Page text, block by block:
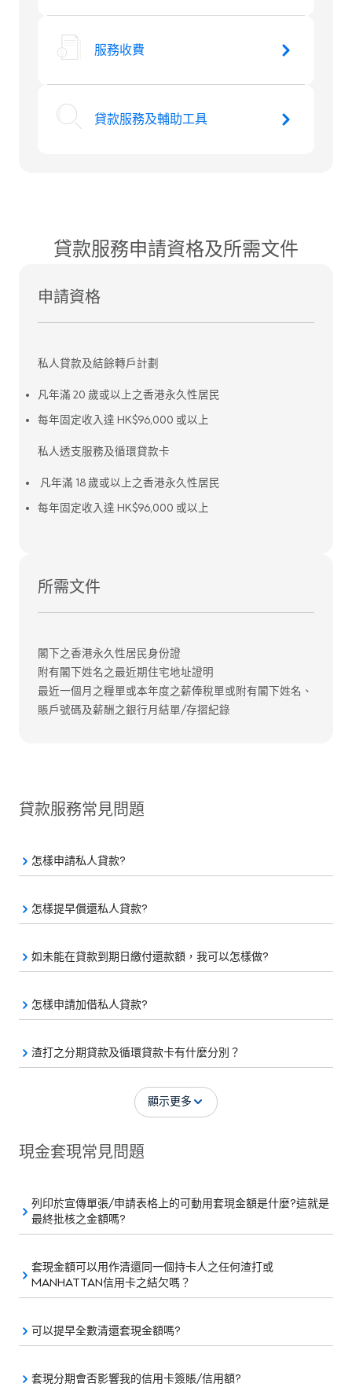
服務收費
貸款服務及輔助工具
貸款服務申請資格及所需文件
申請資格
私人貸款及結餘轉戶計劃
凡年滿 20 歲或以上之香港永久性居民
每年固定收入達 HK$96,000 或以上
私人透支服務及循環貸款卡
凡年滿 18 歲或以上之香港永久性居民
每年固定收入達 HK$96,000 或以上
所需文件
閣下之香港永久性居民身份證
附有閣下姓名之最近期住宅地址證明
最近一個月之糧單或本年度之薪俸稅單或附有閣下姓名、
賬戶號碼及薪酬之銀行月結單/存摺紀錄
貸款服務常見問題
怎樣申請私人貸款?
怎樣提早償還私人貸款?
如未能在貸款到期日繳付還款額，我可以怎樣做?
怎樣申請加借私人貸款?
渣打之分期貸款及循環貸款卡有什麼分別？
顯示更多
現金套現常見問題
列印於宣傳單張/申請表格上的可動用套現金額是什麼?這就是
最終批核之金額嗎?
套現金額可以用作清還同一個持卡人之任何渣打或
MANHATTAN信用卡之結欠嗎？
可以提早全數清還套現金額嗎?
套現分期會否影響我的信用卡簽賬/信用額?